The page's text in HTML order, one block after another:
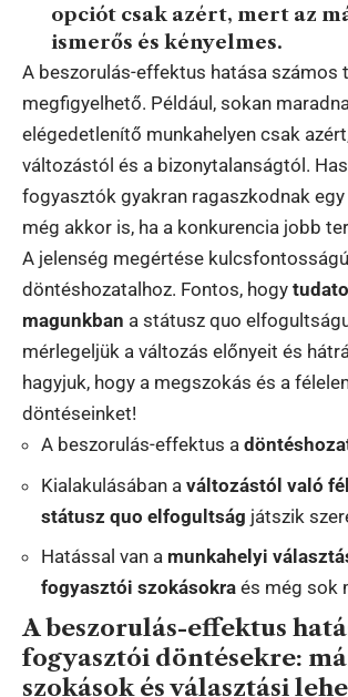
opciót csak azért, mert az
ismerős és kényelmes.
A beszorulás-effektus hatása számos
megfigyelhető. Például, sokan
elégedetlenítő munkahelyen csak
változástól és a bizonytalanságtól.
fogyasztók gyakran ragaszkodnak
még akkor is, ha a konkurencia jobb
A jelenség megértése
döntéshozatalhoz. Fontos, hogy
magunkban a státusz quo
mérlegeljük a változás előnyeit és
hagyjuk, hogy a megszokás és a
döntéseinket!
A beszorulás-effektus a
Kialakulásában a változástól való
státusz quo elfogultság játszik
Hatással van a munkahelyi
fogyasztói szokásokra és még sok
A beszorulás-effektus
fogyasztói döntésekre:
szokások és választási